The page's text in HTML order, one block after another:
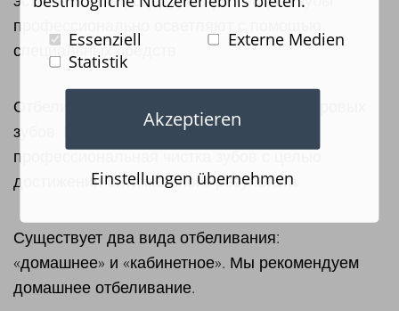
профессионально осветляют с помощью
специальных средств.
Отбеливание применимо для любых здоровых
зубов. Перед отбеливанием требуется
профессиональная чистка зубов с целью
достижения оптимального результата.
Существует два вида отбеливания:
«домашнее» и «кабинетное». Мы рекомендуем
домашнее отбеливание.
Essenziell
Externe Medien
Statistik
Akzeptieren
Einstellungen übernehmen